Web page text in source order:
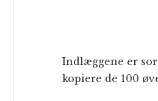
Indlæggene er
kopiere de 100